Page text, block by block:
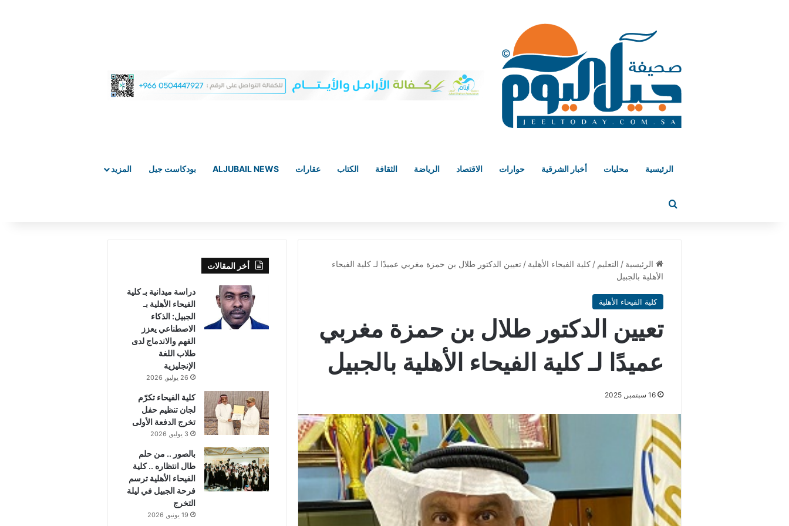
الرئيسية محليات أخبار الشرقية حوارات الاقتصاد الرياضة الثقافة الكتاب عقارات ALJUBAIL NEWS بودكاست جيل المزيد
الرئيسية / التعليم / كلية الفيحاء الأهلية / تعيين الدكتور طلال بن حمزة مغربي عميدًا لـ كلية الفيحاء
الأهلية بالجبيل
كلية الفيحاء الأهلية
تعيين الدكتور طلال بن حمزة مغربي
عميدًا لـ كلية الفيحاء الأهلية بالجبيل
16 سبتمبر, 2025
أخر المقالات
دراسة ميدانية بـ كلية
الفيحاء الأهلية بـ
الجبيل: الذكاء
الاصطناعي يعزز
الفهم والاندماج لدى
طلاب اللغة
الإنجليزية
26 يوليو, 2026
كلية الفيحاء تكرّم
لجان تنظيم حفل
تخرج الدفعة الأولى
3 يوليو, 2026
بالصور .. من حلم
طال انتظاره .. كلية
الفيحاء الأهلية ترسم
فرحة الجبيل في ليلة
التخرج
19 يونيو, 2026